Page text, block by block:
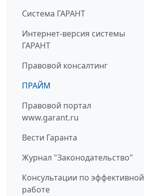
Система ГАРАНТ
Интернет-версия системы
ГАРАНТ
Правовой консалтинг
ПРАЙМ
Правовой портал
www.garant.ru
Вести Гаранта
Журнал "Законодательство"
Консультации по эффективной
работе